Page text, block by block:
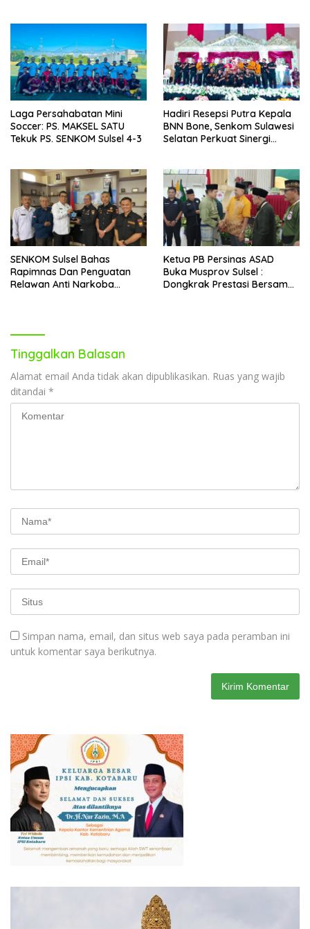
Laga Persahabatan Mini
Soccer: PS. MAKSEL SATU
Tekuk PS. SENKOM Sulsel 4-3
Hadiri Resepsi Putra Kepala
BNN Bone, Senkom Sulawesi
Selatan Perkuat Sinergi
SENKOM Sulsel Bahas
Rapimnas Dan Penguatan
Relawan Anti Narkoba
Ketua PB Persinas ASAD
Buka Musprov Sulsel :
Dongkrak Prestasi Bersama
Tinggalkan Balasan
Alamat email Anda tidak akan dipublikasikan. Ruas yang wajib
ditandai *
Simpan nama, email, dan situs web saya pada peramban ini
untuk komentar saya berikutnya.